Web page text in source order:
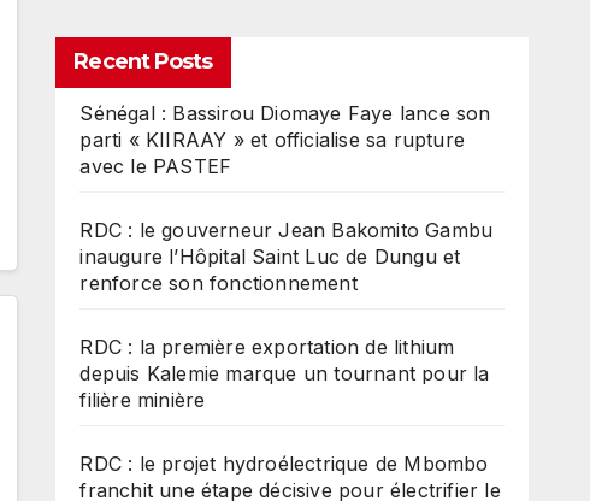
Recent Posts
Sénégal : Bassirou Diomaye Faye lance son
parti « KIIRAAY » et officialise sa rupture
avec le PASTEF
RDC : le gouverneur Jean Bakomito Gambu
inaugure l’Hôpital Saint Luc de Dungu et
renforce son fonctionnement
RDC : la première exportation de lithium
depuis Kalemie marque un tournant pour la
filière minière
RDC : le projet hydroélectrique de Mbombo
franchit une étape décisive pour électrifier le